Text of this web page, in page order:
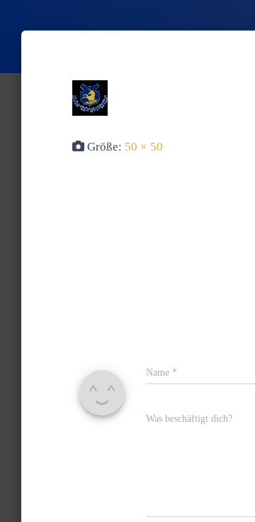
Größe: 50 × 50
Name *
Was beschäftigt dich?